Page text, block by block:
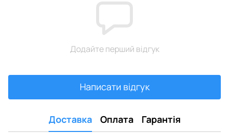
Додайте перший відгук
Написати відгук
Доставка Оплата Гарантія